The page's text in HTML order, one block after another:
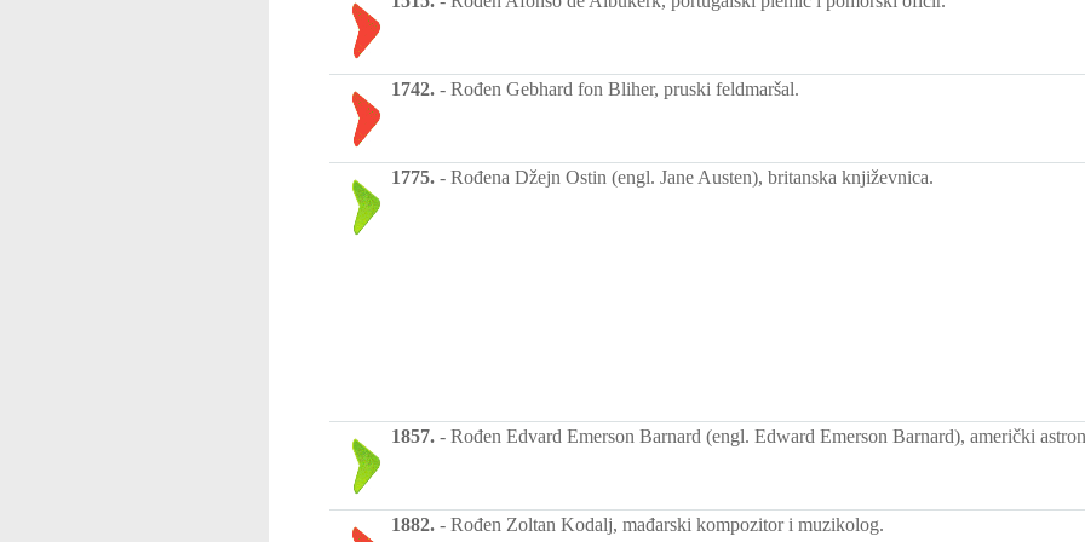
1742. - Rođen Gebhard fon Bliher, pruski feldmaršal.
1775. - Rođena Džejn Ostin (engl. Jane Austen), britanska književnica.
1857. - Rođen Edvard Emerson Barnard (engl. Edward Emerson Barnard), američki
1882. - Rođen Zoltan Kodalj, mađarski kompozitor i muzikolog.